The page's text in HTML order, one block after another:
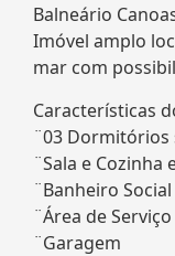
Balneário
Imóvel amplo
mar com
Características
¨03 Dormitórios
¨Sala e
¨Banheiro Social
¨Área de Serviço
¨Garagem